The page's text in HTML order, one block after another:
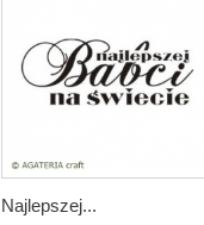
Najlepszej...